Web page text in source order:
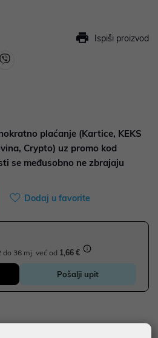
Ispiši proizvod
plaćanje (Kartice, KEKS
Crypto) uz promo kod
se međusobno ne zbrajaju
Dodaj u favorite
do 36 mj. već od 1,66 €
Pošalji upit